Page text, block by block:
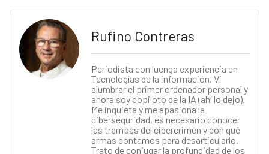
Rufino Contreras
Periodista con luenga experiencia en
Tecnologías de la información. Vi
alumbrar el primer ordenador personal y
ahora soy copiloto de la IA (ahí lo dejo).
Me inquieta y me apasiona la
ciberseguridad, es necesario conocer
las trampas del cibercrimen y con qué
armas contamos para desarticularlo.
Trato de conjugar la profundidad de los